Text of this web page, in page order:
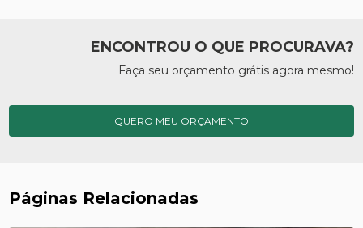
ENCONTROU O QUE PROCURAVA?
Faça seu orçamento grátis agora mesmo!
QUERO MEU ORÇAMENTO
Páginas Relacionadas